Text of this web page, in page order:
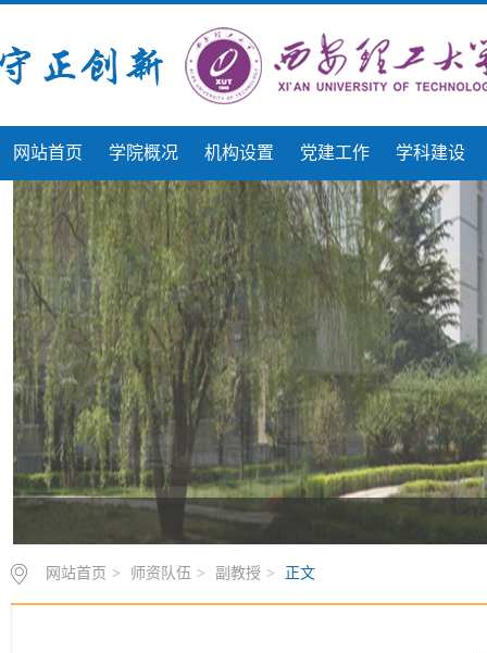
网站首页 学院概况 机构设置 党建工作 学科建设
网站首页 > 师资队伍 > 副教授 > 正文